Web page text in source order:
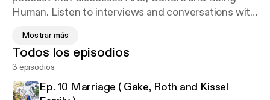
Human. Listen to interviews and conversations with
enjoy the journey.
#ArtistInterviews #Creators #HumansUnite #Arts
#Culture
Mostrar más
Todos los episodios
3 episodios
Ep. 10 Marriage ( Gake, Roth and Kissel